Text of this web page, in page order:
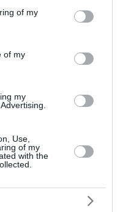
You may click to
its third-party tags to
purposes in below Google
of my
of my
my
Use,
of my
with the
Γερμανία
του «Έντικ»
φερόμενος ως
οργάνωσης του
δολοφονίες και άλλες